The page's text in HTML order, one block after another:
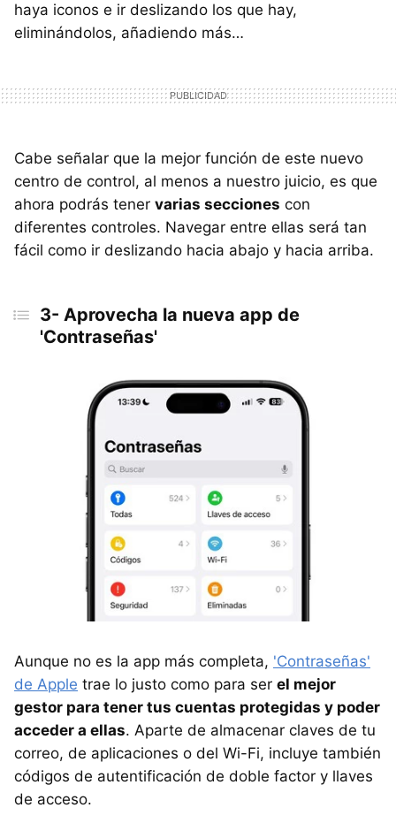
haya iconos e ir deslizando los que hay,
eliminándolos, añadiendo más…
Cabe señalar que la mejor función de este nuevo
centro de control, al menos a nuestro juicio, es que
ahora podrás tener varias secciones con
diferentes controles. Navegar entre ellas será tan
fácil como ir deslizando hacia abajo y hacia arriba.
3- Aprovecha la nueva app de
'Contraseñas'
Aunque no es la app más completa, 'Contraseñas'
de Apple trae lo justo como para ser el mejor
gestor para tener tus cuentas protegidas y poder
acceder a ellas. Aparte de almacenar claves de tu
correo, de aplicaciones o del Wi-Fi, incluye también
códigos de autentificación de doble factor y llaves
de acceso.